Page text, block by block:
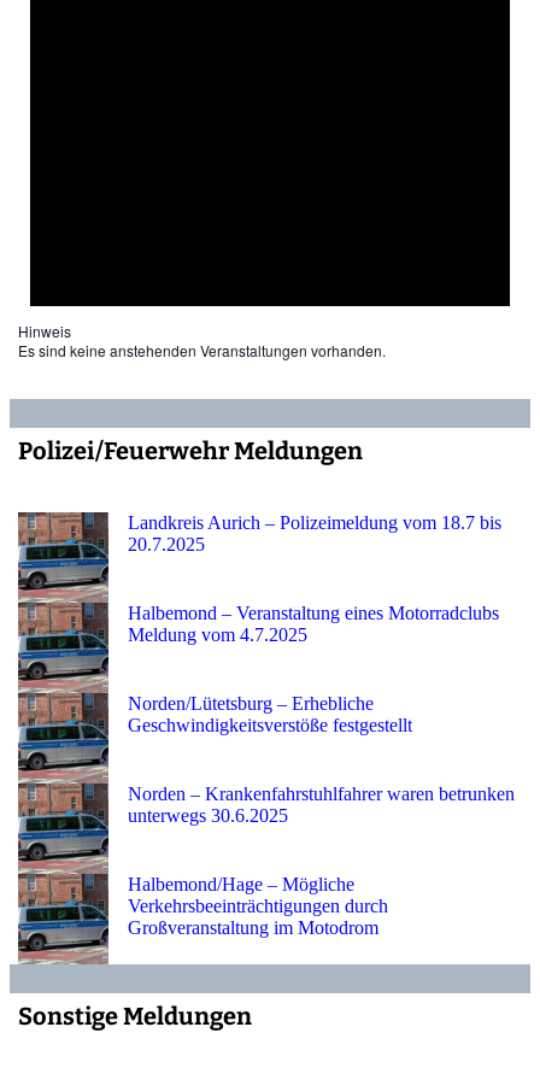
Hinweis
Es sind keine anstehenden Veranstaltungen vorhanden.
Polizei/Feuerwehr Meldungen
Landkreis Aurich – Polizeimeldung vom 18.7 bis
20.7.2025
Halbemond – Veranstaltung eines Motorradclubs
Meldung vom 4.7.2025
Norden/Lütetsburg – Erhebliche
Geschwindigkeitsverstöße festgestellt
Norden – Krankenfahrstuhlfahrer waren betrunken
unterwegs 30.6.2025
Halbemond/Hage – Mögliche
Verkehrsbeeinträchtigungen durch
Großveranstaltung im Motodrom
Sonstige Meldungen